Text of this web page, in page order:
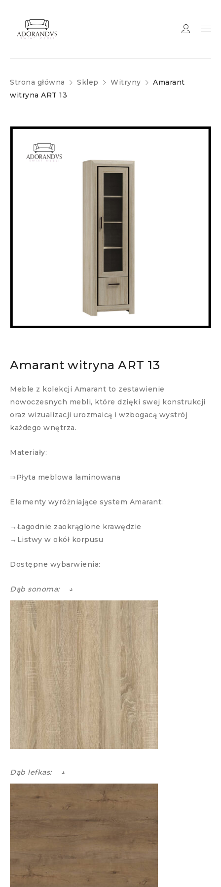
Strona główna Sklep Witryny
Amarant
witryna ART 13
Amarant witryna ART 13
Meble z kolekcji Amarant to zestawienie
nowoczesnych mebli, które dzięki swej konstrukcji
oraz wizualizacji urozmaicą i wzbogacą wystrój
każdego wnętrza.
Materiały:
⇒Płyta meblowa laminowana
Elementy wyróżniające system Amarant:
→Łagodnie zaokrąglone krawędzie
→Listwy w okół korpusu
Dostępne wybarwienia:
Dąb sonoma: ↓
Dąb lefkas: ↓